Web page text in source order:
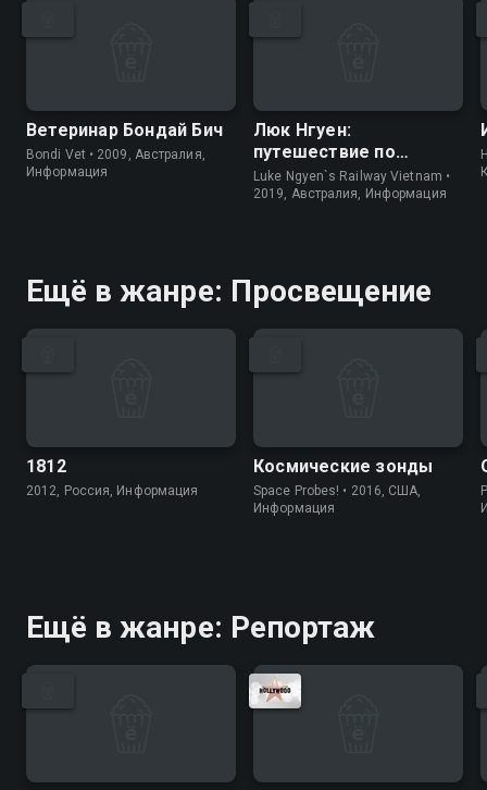
Ветеринар Бондай Бич
Bondi Vet • 2009, Австралия,
Информация
Люк Нгуен:
путешествие по
Вьетнаму
Luke Ngyen`s Railway Vietnam •
2019, Австралия, Информация
Ещё в жанре: Просвещение
1812
2012, Россия, Информация
Космические зонды
Space Probes! • 2016, США,
Информация
Ещё в жанре: Репортаж